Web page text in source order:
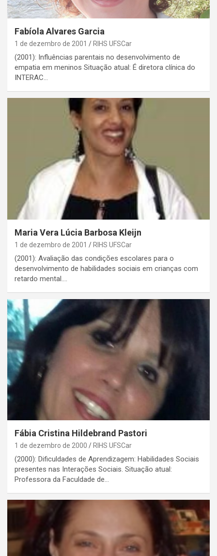
Fabíola Alvares Garcia
1 de dezembro de 2001 RIHS UFSCar
(2001): Influências parentais no desenvolvimento de
empatia em meninos Situação atual: É diretora clínica do
INTERAC…
Maria Vera Lúcia Barbosa Kleijn
1 de dezembro de 2001 RIHS UFSCar
(2001): Avaliação das condições escolares para o
desenvolvimento de habilidades sociais em crianças com
retardo mental.…
Fábia Cristina Hildebrand Pastori
1 de dezembro de 2000 RIHS UFSCar
(2000): Dificuldades de Aprendizagem: Habilidades Sociais
presentes nas Interações Sociais. Situação atual:
Professora da Faculdade de…